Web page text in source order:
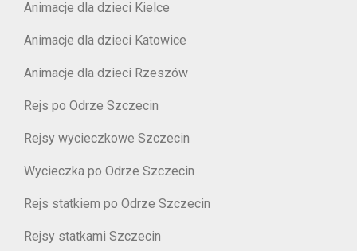
Animacje dla dzieci Kielce
Animacje dla dzieci Katowice
Animacje dla dzieci Rzeszów
Rejs po Odrze Szczecin
Rejsy wycieczkowe Szczecin
Wycieczka po Odrze Szczecin
Rejs statkiem po Odrze Szczecin
Rejsy statkami Szczecin